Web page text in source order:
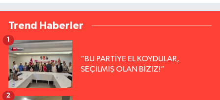
Trend Haberler
“BU PARTİYE EL KOYDULAR,
SEÇİLMİŞ OLAN BİZİZ!”
1
2